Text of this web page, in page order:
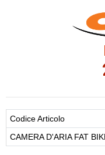
Codice Articolo
CAMERA D'ARIA FAT